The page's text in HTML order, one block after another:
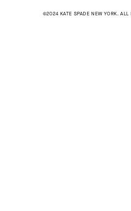
©2024 KATE SPADE NEW YORK. ALL